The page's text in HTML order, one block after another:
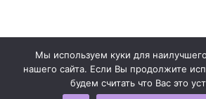
2025 © БФ "НИКОЛАЯ ЧУДОТВОРЦА"
Разработка сайта
Мы используем куки для
нашего сайта. Если Вы продолжите
будем считать что Вас это